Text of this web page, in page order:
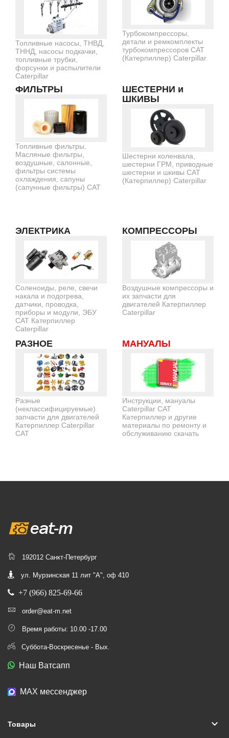
Топливные насосы, ТНВД,
ТННД, насосы подкачки,
топливные трубки,
форсунки и распылители
Caterpillar
Турбокомпрессоры,
детали и ремкомплекты
турбокомпрессоров CAT
(Катерпиллер) Caterpillar
ФИЛЬТРЫ
Топливные фильтры,
Масляные фильтры,
воздушные, салонные,
фильтры системы
охлаждения, сапуны
(сапунные фильтры) CAT
ШЕСТЕРНИ и
ШКИВЫ
Шестерни коленвала,
шестерни ГРМ, приводные
шестерни и шкивы CAT
(Катерпиллер) Caterpillar
ЭЛЕКТРИКА
Соленоиды, реле, свечи
накала и подогрева,
датчики, проводка,
приборы и модули, ЭБУ
CAT Катерпиллер
Caterpillar
КОМПРЕССОРЫ
Воздушные компрессоры и
их запчасти для
двигателей Катерпиллер
Caterpillar
РАЗНОЕ
Разные
(неклассифицируемые)
запчасти для двигателей
Катерпиллер Caterpillar
CAT
МАНУАЛЫ
Инструкции, мануалы
Caterpillar CAT
Катерпиллер и другие
материалы по ремонту и
обслуживанию скачать
192012 Санкт-Петербург
ул. Мурзинская 11 лит "А", оф 410
+7 (966) 825-69-66
order@eat-m.net
Время работы: 10.00 -17.00
Суббота-Воскресенье - Вых.
Наш Ватсапп
МАХ мессенджер
Товары keyboard_arrow_down